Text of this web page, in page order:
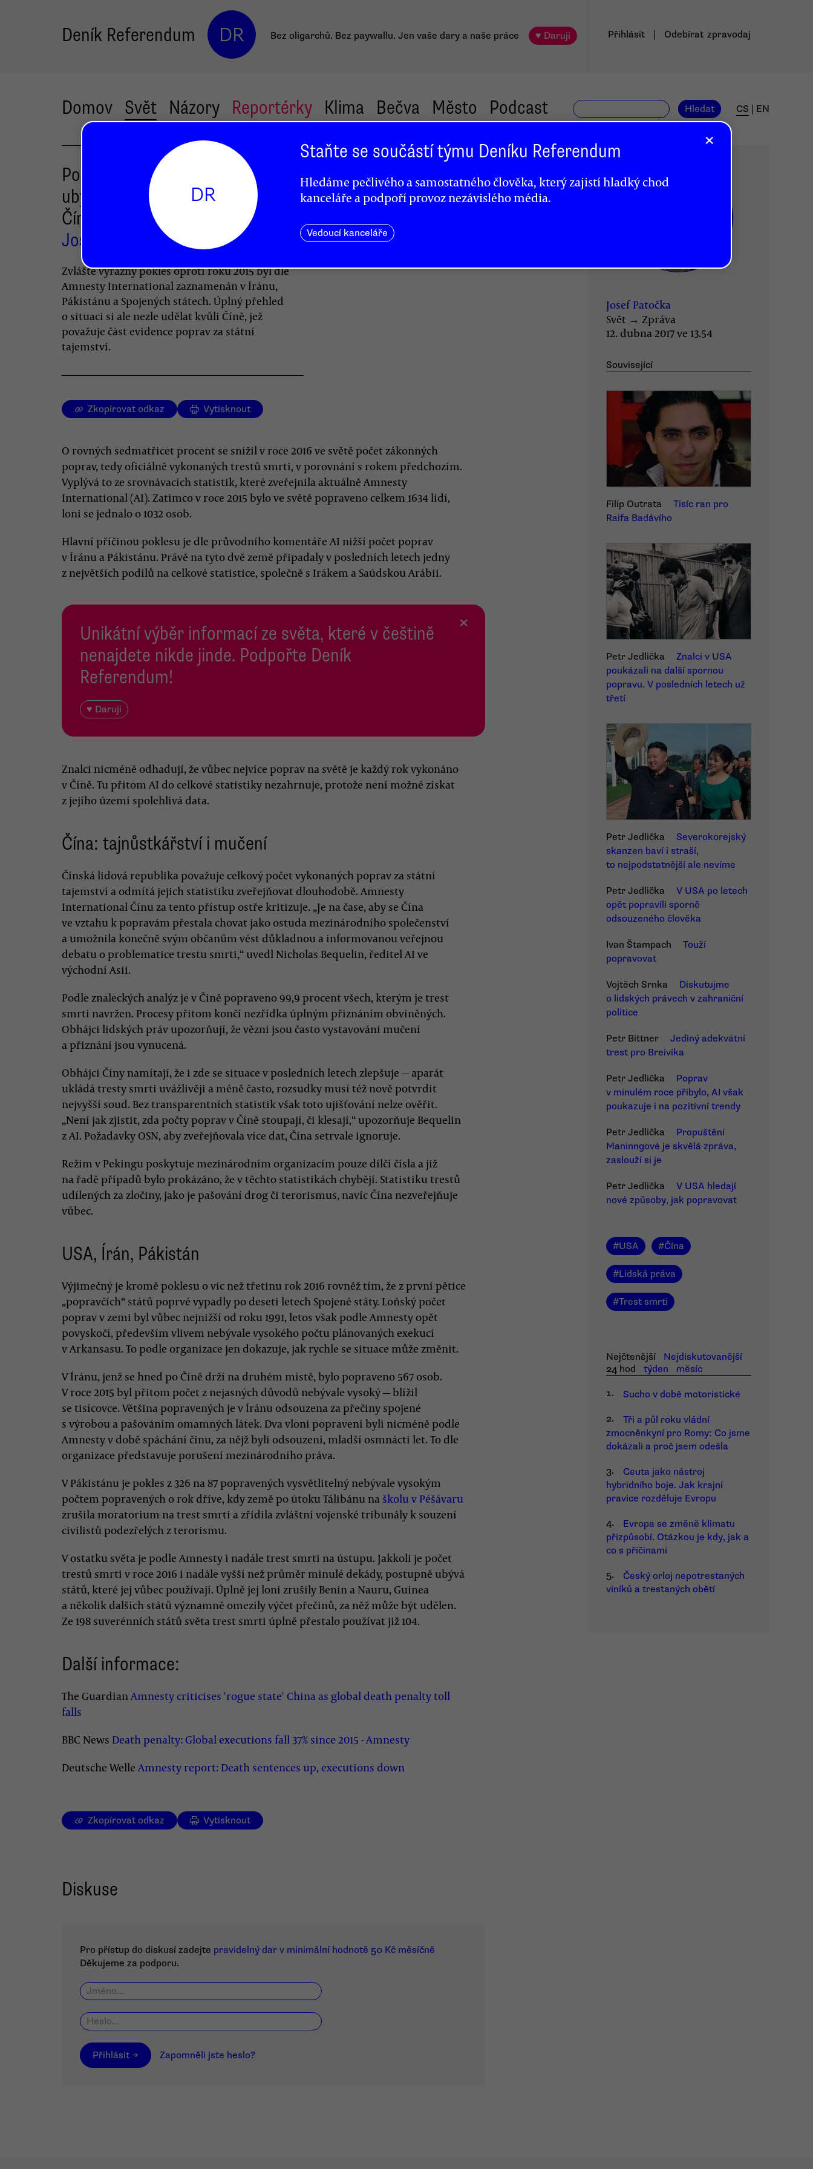
Deník Referendum DR Bez oligarchů. Bez paywallu. Jen vaše dary a naše práce ♥ Daruji Přihlásit Odebírat zpravodaj
Domov Svět Názory Reportérky Klima Bečva Město Podcast Hledat CS EN
Poprav v roce 2016 celosvětově
ubylo, neznámou však zůstává
Čína
Josef Patočka
Zvláště výrazný pokles oproti roku 2015 byl dle
Amnesty International zaznamenán v Íránu,
Pákistánu a Spojených státech. Úplný přehled
o situaci si ale nezle udělat kvůli Číně, jež
považuje část evidence poprav za státní
tajemství.
Zkopírovat odkaz Vytisknout
O rovných sedmatřicet procent se snížil v roce 2016 ve světě počet zákonných
poprav, tedy oficiálně vykonaných trestů smrti, v porovnání s rokem předchozím.
Vyplývá to ze srovnávacích statistik, které zveřejnila aktuálně Amnesty
International (AI). Zatímco v roce 2015 bylo ve světě popraveno celkem 1634 lidí,
loni se jednalo o 1032 osob.
Hlavní příčinou poklesu je dle průvodního komentáře AI nižší počet poprav
v Íránu a Pákistánu. Právě na tyto dvě země připadaly v posledních letech jedny
z největších podílů na celkové statistice, společně s Irákem a Saúdskou Arábii.
Unikátní výběr informací ze světa, které v češtině
nenajdete nikde jinde. Podpořte Deník
Referendum!
♥ Daruji
×
Znalci nicméně odhadují, že vůbec nejvíce poprav na světě je každý rok vykonáno
v Číně. Tu přitom AI do celkové statistiky nezahrnuje, protože není možné získat
z jejího území spolehlivá data.
Čína: tajnůstkářství i mučení
Čínská lidová republika považuje celkový počet vykonaných poprav za státní
tajemství a odmítá jejich statistiku zveřejňovat dlouhodobě. Amnesty
International Čínu za tento přístup ostře kritizuje. „Je na čase, aby se Čína
ve vztahu k popravám přestala chovat jako ostuda mezinárodního společenství
a umožnila konečně svým občanům vést důkladnou a informovanou veřejnou
debatu o problematice trestu smrti,“ uvedl Nicholas Bequelin, ředitel AI ve
východní Asii.
Podle znaleckých analýz je v Číně popraveno 99,9 procent všech, kterým je trest
smrti navržen. Procesy přitom končí nezřídka úplným přiznáním obviněných.
Obhájci lidských práv upozorňují, že vězni jsou často vystavováni mučení
a přiznání jsou vynucená.
Obhájci Číny namítají, že i zde se situace v posledních letech zlepšuje — aparát
ukládá tresty smrti uvážlivěji a méně často, rozsudky musí též nově potvrdit
nejvyšší soud. Bez transparentních statistik však toto ujišťování nelze ověřit.
„Není jak zjistit, zda počty poprav v Číně stoupají, či klesají,“ upozorňuje Bequelin
z AI. Požadavky OSN, aby zveřejňovala více dat, Čína setrvale ignoruje.
Režim v Pekingu poskytuje mezinárodním organizacím pouze dílčí čísla a již
na řadě případů bylo prokázáno, že v těchto statistikách chybějí. Statistiku trestů
udílených za zločiny, jako je pašování drog či terorismus, navíc Čína nezveřejňuje
vůbec.
USA, Írán, Pákistán
Výjimečný je kromě poklesu o víc než třetinu rok 2016 rovněž tím, že z první pětice
„popravčích“ států poprvé vypadly po deseti letech Spojené státy. Loňský počet
poprav v zemi byl vůbec nejnižší od roku 1991, letos však podle Amnesty opět
povyskočí, především vlivem nebývale vysokého počtu plánovaných exekucí
v Arkansasu. To podle organizace jen dokazuje, jak rychle se situace může změnit.
V Íránu, jenž se hned po Číně drží na druhém místě, bylo popraveno 567 osob.
V roce 2015 byl přitom počet z nejasných důvodů nebývale vysoký — blížil
se tisícovce. Většina popravených je v Íránu odsouzena za přečiny spojené
s výrobou a pašováním omamných látek. Dva vloni popravení byli nicméně podle
Amnesty v době spáchání činu, za nějž byli odsouzení, mladší osmnácti let. To dle
organizace představuje porušení mezinárodního práva.
V Pákistánu je pokles z 326 na 87 popravených vysvětlitelný nebývale vysokým
počtem popravených o rok dříve, kdy země po útoku Tálibánu na školu v Péšávaru
zrušila moratorium na trest smrti a zřídila zvláštní vojenské tribunály k souzení
civilistů podezřelých z terorismu.
V ostatku světa je podle Amnesty i nadále trest smrti na ústupu. Jakkoli je počet
trestů smrti v roce 2016 i nadále vyšší než průměr minulé dekády, postupně ubývá
států, které jej vůbec používají. Úplně jej loni zrušily Benin a Nauru, Guinea
a několik dalších států významně omezily výčet přečinů, za něž může být udělen.
Ze 198 suverénních států světa trest smrti úplně přestalo používat již 104.
Další informace:
The GuardianAmnesty criticises 'rogue state' China as global death penalty toll
falls
BBC News Death penalty: Global executions fall 37% since 2015 - Amnesty
Deutsche Welle Amnesty report: Death sentences up, executions down
Josef Patočka
Svět → Zpráva
12. dubna 2017 ve 13.54
Související
Filip Outrata
Tisíc ran pro
Raifa Badávího
Petr Jedlička
Znalci v USA
poukázali na další spornou
popravu. V posledních letech už
třetí
Petr Jedlička
Severokorejský
skanzen baví i straší,
to nejpodstatnější ale nevíme
Petr Jedlička
V USA po letech
opět popravili sporně
odsouzeného člověka
Ivan Štampach
Touží
popravovat
Vojtěch Srnka
Diskutujme
o lidských právech v zahraniční
politice
Petr Bittner
Jediný adekvátní
trest pro Breivika
Petr Jedlička
Poprav
v minulém roce přibylo, AI však
poukazuje i na pozitivní trendy
Petr Jedlička
Propuštění
Maninngové je skvělá zpráva,
zaslouží si je
Petr Jedlička
V USA hledají
nové způsoby, jak popravovat
#USA #Čína
#Lidská práva
#Trest smrti
Nejčtenější
Nejdiskutovanější
24 hod
týden
měsíc
1.
Sucho v době motoristické
2.
Tři a půl roku vládní
zmocněnkyní pro Romy: Co jsme
dokázali a proč jsem odešla
3.
Ceuta jako nástroj
hybridního boje. Jak krajní
pravice rozděluje Evropu
4.
Evropa se změně klimatu
přizpůsobí. Otázkou je kdy, jak a
co s příčinami
5.
Český orloj nepotrestaných
viníků a trestaných obětí
Zkopírovat odkaz Vytisknout
Diskuse
Pro přístup do diskusí zadejte pravidelný dar v minimální hodnotě 50 Kč měsíčně
Děkujeme za podporu.
Přihlásit → Zapomněli jste heslo?
×
DR
Staňte se součástí týmu Deníku Referendum
Hledáme pečlivého a samostatného člověka, který zajistí hladký chod
kanceláře a podpoří provoz nezávislého média.
Vedoucí kanceláře